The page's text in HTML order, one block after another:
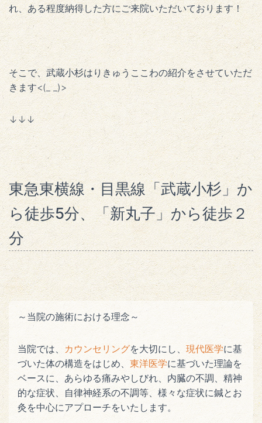
れ、ある程度納得した方にご来院いただいております！
そこで、武蔵小杉はりきゅうここわの紹介をさせていただ
きます<(_ _)>
↓↓↓
東急東横線・目黒線「武蔵小杉」か
ら徒歩5分、「新丸子」から徒歩２
分
～当院の施術における理念～
当院では、 カウンセリングを大切にし、 現代医学に基
づいた体の構造をはじめ、 東洋医学に基づいた理論を
ベースに、あらゆる痛みやしびれ、内臓の不調、精神
的な症状、自律神経系の不調等、様々な症状に鍼とお
灸を中心にアプローチをいたします。